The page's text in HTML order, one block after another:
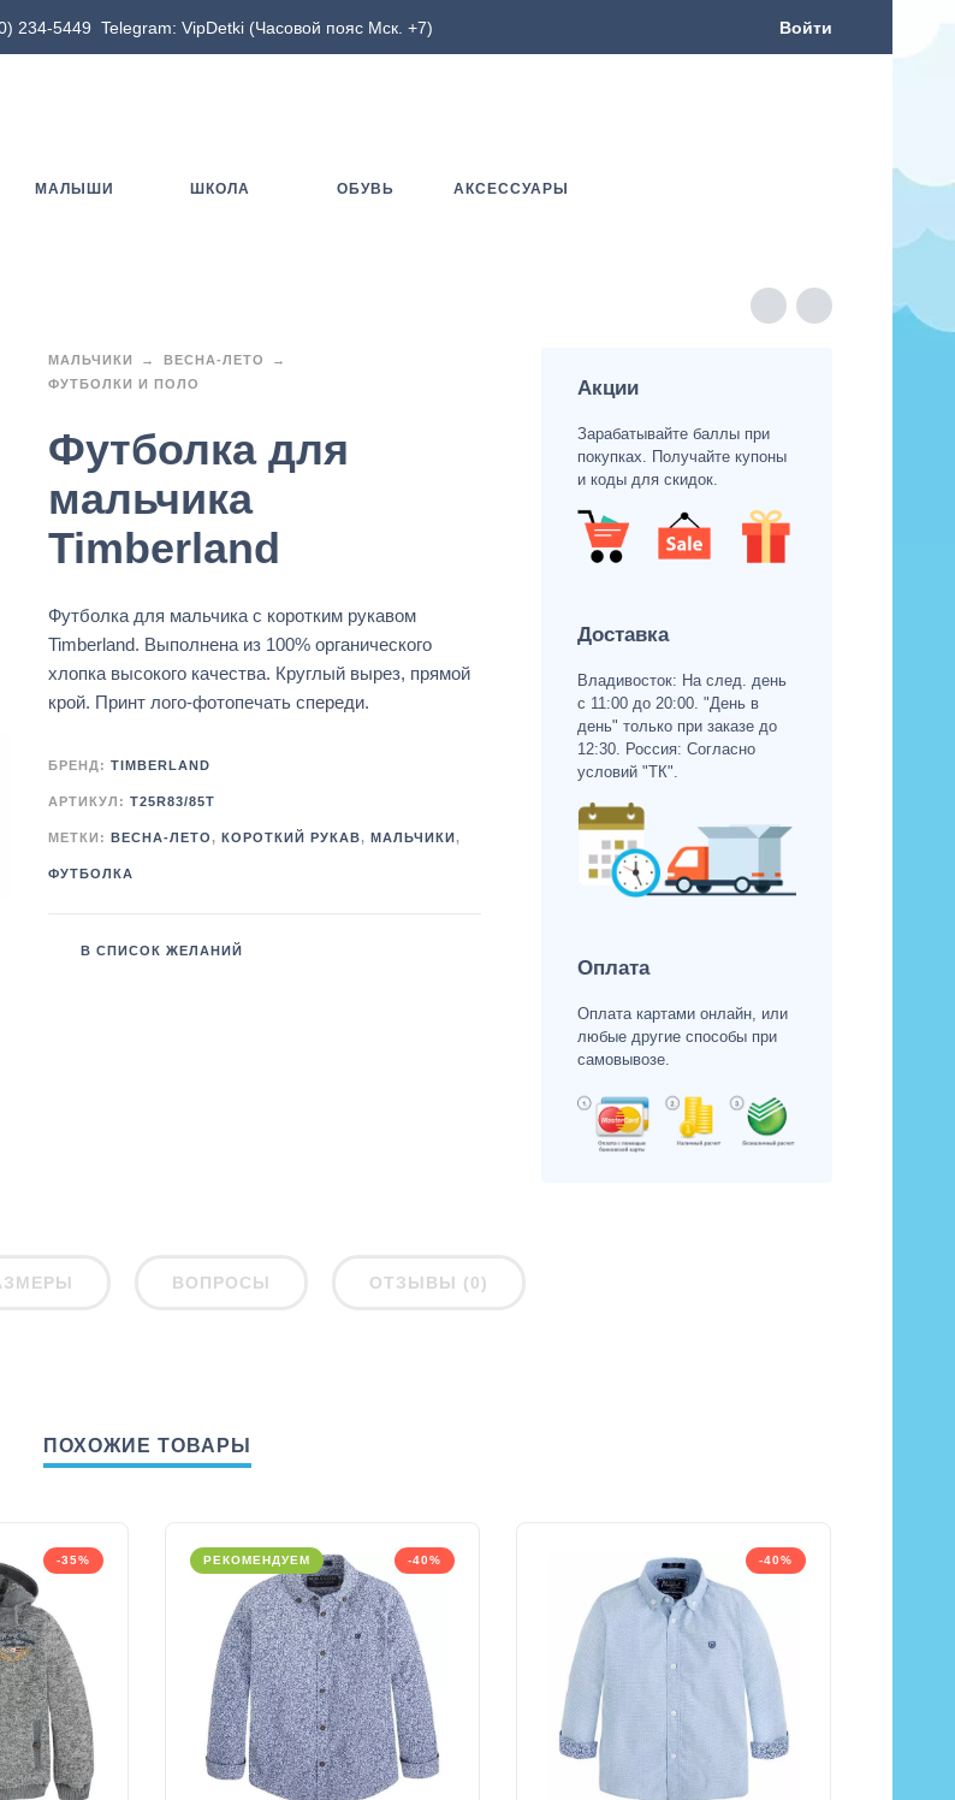
234-5449 Telegram: VipDetki (Часовой пояс Мск. +7) Войти
МАЛЫШИ ШКОЛА ОБУВЬ АКСЕССУАРЫ
МАЛЬЧИКИ
ВЕСНА-ЛЕТО
ФУТБОЛКИ И ПОЛО
Футболка для
мальчика
Timberland
Футболка для мальчика с коротким рукавом
Timberland. Выполнена из 100% органического
хлопка высокого качества. Круглый вырез, прямой
крой. Принт лого-фотопечать спереди.
БРЕНД: TIMBERLAND
АРТИКУЛ: T25R83/85T
МЕТКИ: ВЕСНА-ЛЕТО, КОРОТКИЙ РУКАВ, МАЛЬЧИКИ ,
ФУТБОЛКА
В СПИСОК ЖЕЛАНИЙ
Акции
Зарабатывайте баллы при
покупках. Получайте купоны
и коды для скидок.
Доставка
Владивосток: На след. день
с 11:00 до 20:00. "День в
день" только при заказе до
12:30. Россия: Согласно
условий "ТК".
Оплата
Оплата картами онлайн, или
любые другие способы при
самовывозе.
ВОПРОСЫ ОТЗЫВЫ (0)
ПОХОЖИЕ ТОВАРЫ
-35% -40%
РЕКОМЕНДУЕМ -40%